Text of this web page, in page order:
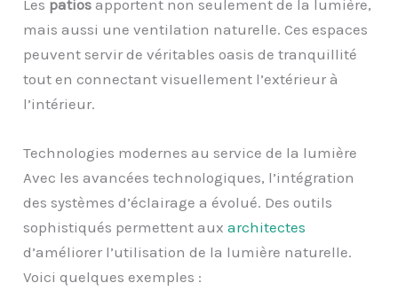
Les patios apportent non seulement de la lumière,
mais aussi une ventilation naturelle. Ces espaces
peuvent servir de véritables oasis de tranquillité
tout en connectant visuellement l’extérieur à
l’intérieur.
Technologies modernes au service de la lumière
Avec les avancées technologiques, l’intégration
des systèmes d’éclairage a évolué. Des outils
sophistiqués permettent auxarchitectes
d’améliorer l’utilisation de la lumière naturelle.
Voici quelques exemples :